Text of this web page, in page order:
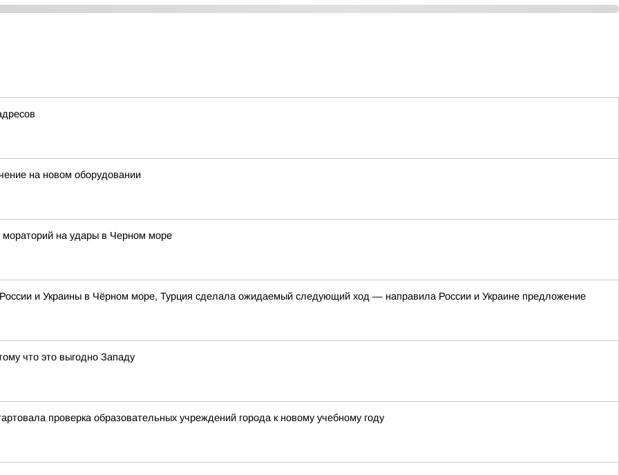
на новом оборудовании
мораторий на удары в Черном море
и Украины в Чёрном море, Турция сделала ожидаемый следующий ход — направила России и Украине предложение
что это выгодно Западу
проверка образовательных учреждений города к новому учебному году